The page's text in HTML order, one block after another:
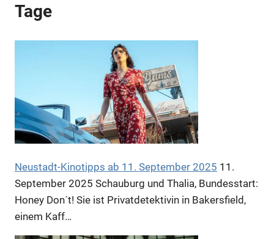
Anzeige
Anzeige
Tage
Neustadt-Kinotipps ab 11. September 2025 11.
September 2025 Schauburg und Thalia, Bundesstart:
Honey Don´t! Sie ist Privatdetektivin in Bakersfield,
einem Kaff…